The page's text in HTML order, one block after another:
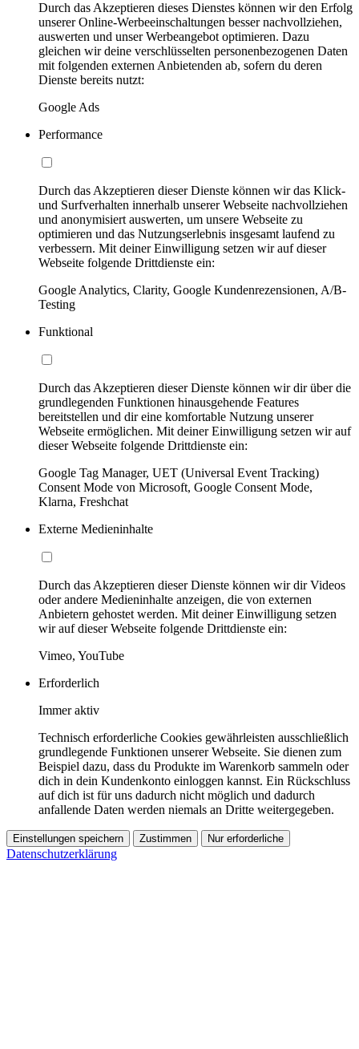
Durch das Akzeptieren dieses Dienstes können wir den Erfolg
unserer Online-Werbeeinschaltungen besser nachvollziehen,
auswerten und unser Werbeangebot optimieren. Dazu
gleichen wir deine verschlüsselten personenbezogenen Daten
mit folgenden externen Anbietenden ab, sofern du deren
Dienste bereits nutzt:
Google Ads
Performance
Durch das Akzeptieren dieser Dienste können wir das Klick-
und Surfverhalten innerhalb unserer Webseite nachvollziehen
und anonymisiert auswerten, um unsere Webseite zu
optimieren und das Nutzungserlebnis insgesamt laufend zu
verbessern. Mit deiner Einwilligung setzen wir auf dieser
Webseite folgende Drittdienste ein:
Google Analytics, Clarity, Google Kundenrezensionen, A/B-
Testing
Funktional
Durch das Akzeptieren dieser Dienste können wir dir über die
grundlegenden Funktionen hinausgehende Features
bereitstellen und dir eine komfortable Nutzung unserer
Webseite ermöglichen. Mit deiner Einwilligung setzen wir auf
dieser Webseite folgende Drittdienste ein:
Google Tag Manager, UET (Universal Event Tracking)
Consent Mode von Microsoft, Google Consent Mode,
Klarna, Freshchat
Externe Medieninhalte
Durch das Akzeptieren dieser Dienste können wir dir Videos
oder andere Medieninhalte anzeigen, die von externen
Anbietern gehostet werden. Mit deiner Einwilligung setzen
wir auf dieser Webseite folgende Drittdienste ein:
Vimeo, YouTube
Erforderlich
Immer aktiv
Technisch erforderliche Cookies gewährleisten ausschließlich
grundlegende Funktionen unserer Webseite. Sie dienen zum
Beispiel dazu, dass du Produkte im Warenkorb sammeln oder
dich in dein Kundenkonto einloggen kannst. Ein Rückschluss
auf dich ist für uns dadurch nicht möglich und dadurch
anfallende Daten werden niemals an Dritte weitergegeben.
Einstellungen speichern Zustimmen Nur erforderliche
Datenschutzerklärung